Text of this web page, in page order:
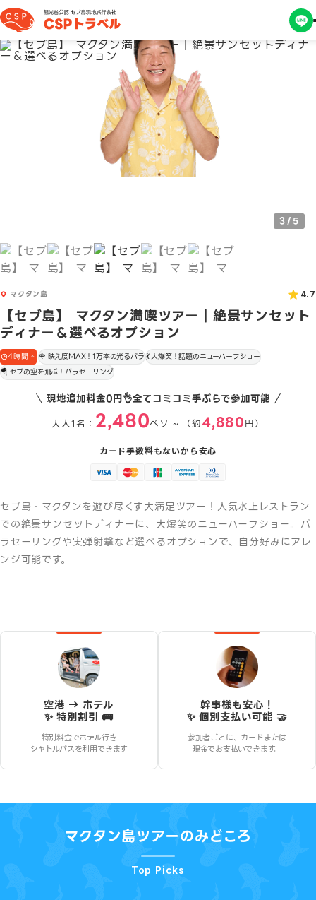
3/ 5
マクタン島 4.7
【セブ島】 マクタン満喫ツアー｜絶景サンセット
ディナー＆選べるオプション
4時間 ~ 🌹 映え度MAX！1万本の光るバラ💃 大爆笑！話題のニューハーフショー
🪂 セブの空を飛ぶ！パラセーリング
現地追加料金0円👌全てコミコミ手ぶらで参加可能
大人1名： 2,480ペソ ~ （約4,880円）
カード手数料もないから安心
セブ島・マクタンを遊び尽くす大満足ツアー！人気水上レストラン
での絶景サンセットディナーに、大爆笑のニューハーフショー。パ
ラセーリングや実弾射撃など選べるオプションで、自分好みにアレ
ンジ可能です。
空港 → ホテル
✨ 特別割引 🚌
特別料金でホテル行き
シャトルバスを利用できます
幹事様も安心！
✨ 個別支払い可能 🤝
参加者ごとに、カードまたは
現金でお支払いできます。
マクタン島ツアーのみどころ
Top Picks